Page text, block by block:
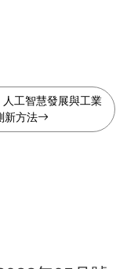
人工智慧發展與工業
新方法